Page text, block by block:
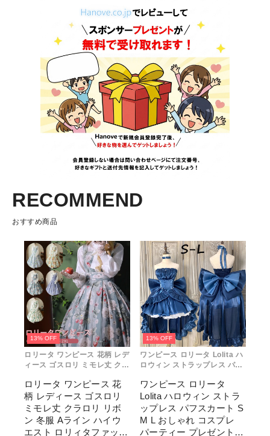
RECOMMEND
おすすめ商品
13% OFF
ロリータ ワンピース 花柄 レデ
ィース ゴスロリ ミモレ丈 クラ
ウエスト ロリィタファッショ
ン レトロ風 クラシカル 上品
かわいい 日常着 通勤 お出かけ
仮 通学
ロリータ ワンピース 花
柄 レディース ゴスロリ
ミモレ丈 クラロリ リボ
ン 冬服 Aライン ハイウ
エスト ロリィタファッシ
13% OFF
ワンピース ロリータ Lolita ハ
ロウィン ストラップレス パフ
プレ パーティー プレゼント レ
ディース コスチューム プリン
セス ロマンティック ブル ドレ
ス
ワンピース ロリータ
Lolita ハロウィン ストラ
ップレス パフスカート S
M L おしゃれ コスプレ
パーティー プレゼント